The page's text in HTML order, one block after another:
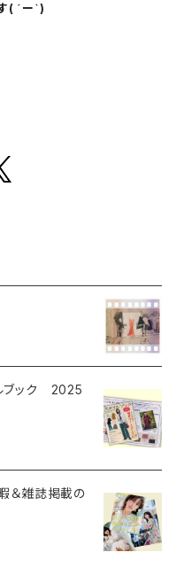
( ´ー`)
ブック 2025
＆雑誌掲載の